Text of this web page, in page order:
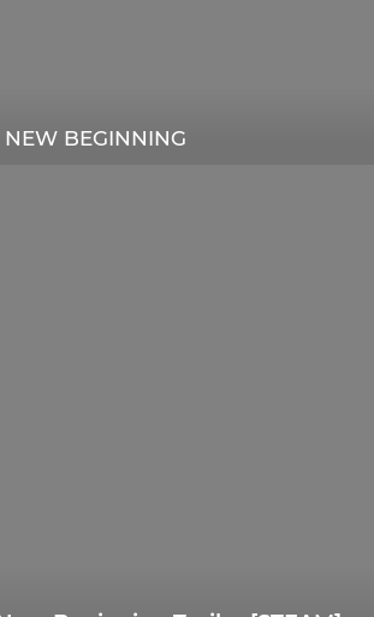
NEW BEGINNING